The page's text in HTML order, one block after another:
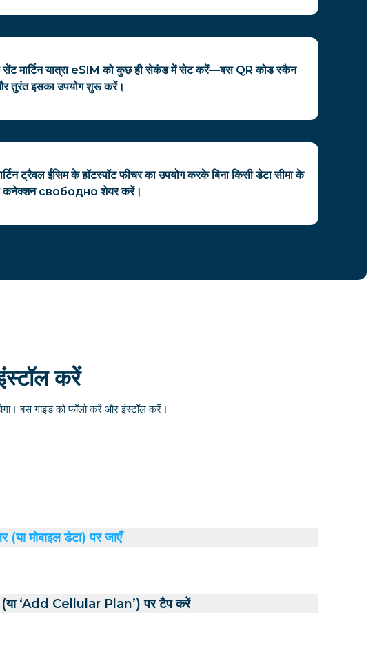
सेंट मार्टिन यात्रा eSIM को कुछ ही सेकंड में सेट करें—बस QR कोड स्कैन
तुरंत इसका उपयोग शुरू करें।
ट्रैवल ईसिम के हॉटस्पॉट फीचर का उपयोग करके बिना किसी डेटा सीमा के
कनेक्शन свободно शेयर करें।
करें
बस गाइड को फॉलो करें और इंस्टॉल करें।
मोबाइल डेटा) पर जाएँ
‘Add Cellular Plan’) पर टैप करें